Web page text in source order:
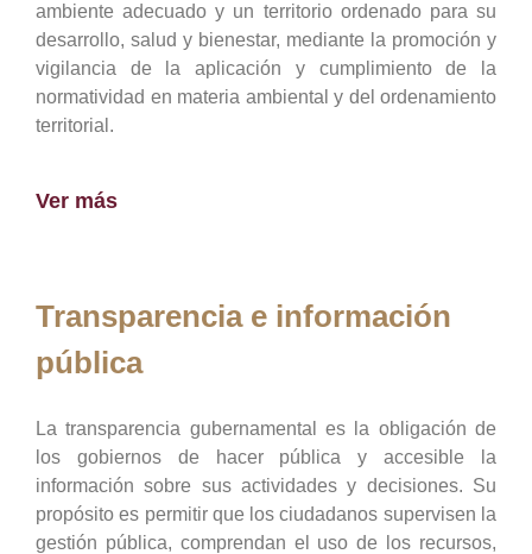
ambiente adecuado y un territorio ordenado para su
desarrollo, salud y bienestar, mediante la promoción y
vigilancia de la aplicación y cumplimiento de la
normatividad en materia ambiental y del ordenamiento
territorial.
Ver más
Transparencia e información
pública
La transparencia gubernamental es la obligación de
los gobiernos de hacer pública y accesible la
información sobre sus actividades y decisiones. Su
propósito es permitir que los ciudadanos supervisen la
gestión pública, comprendan el uso de los recursos,